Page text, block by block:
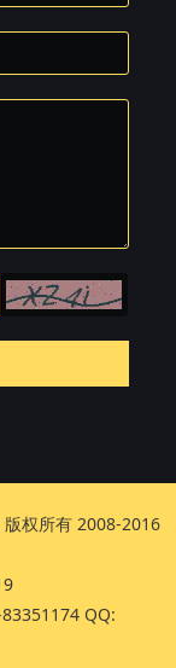
权所有 2008-2016
QQ: